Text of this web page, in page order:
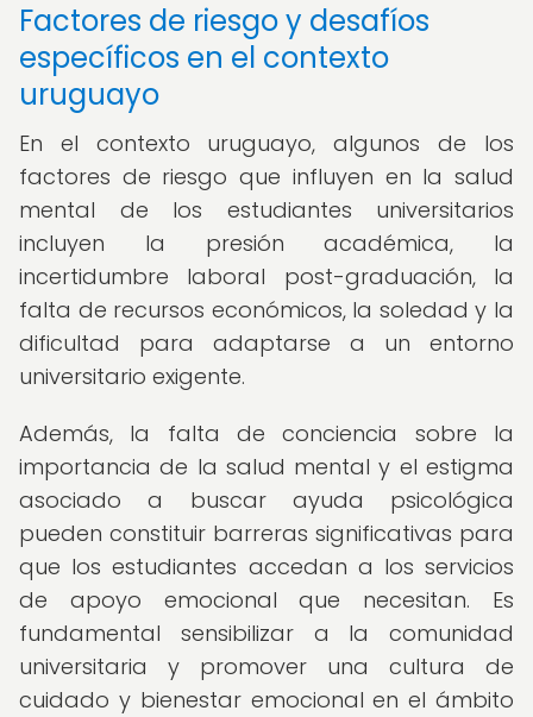
Factores de riesgo y desafíos
específicos en el contexto
uruguayo
En el contexto uruguayo, algunos de los
factores de riesgo que influyen en la salud
mental de los estudiantes universitarios
incluyen la presión académica, la
incertidumbre laboral post-graduación, la
falta de recursos económicos, la soledad y la
dificultad para adaptarse a un entorno
universitario exigente.
Además, la falta de conciencia sobre la
importancia de la salud mental y el estigma
asociado a buscar ayuda psicológica
pueden constituir barreras significativas para
que los estudiantes accedan a los servicios
de apoyo emocional que necesitan. Es
fundamental sensibilizar a la comunidad
universitaria y promover una cultura de
cuidado y bienestar emocional en el ámbito